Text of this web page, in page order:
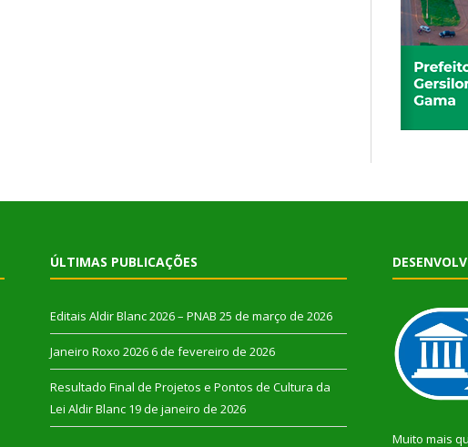
ÚLTIMAS PUBLICAÇÕES
Editais Aldir Blanc 2026 – PNAB 25 de março de 2026
Janeiro Roxo 2026 6 de fevereiro de 2026
Resultado Final de Projetos e Pontos de Cultura da
Lei Aldir Blanc 19 de janeiro de 2026
Muito mais